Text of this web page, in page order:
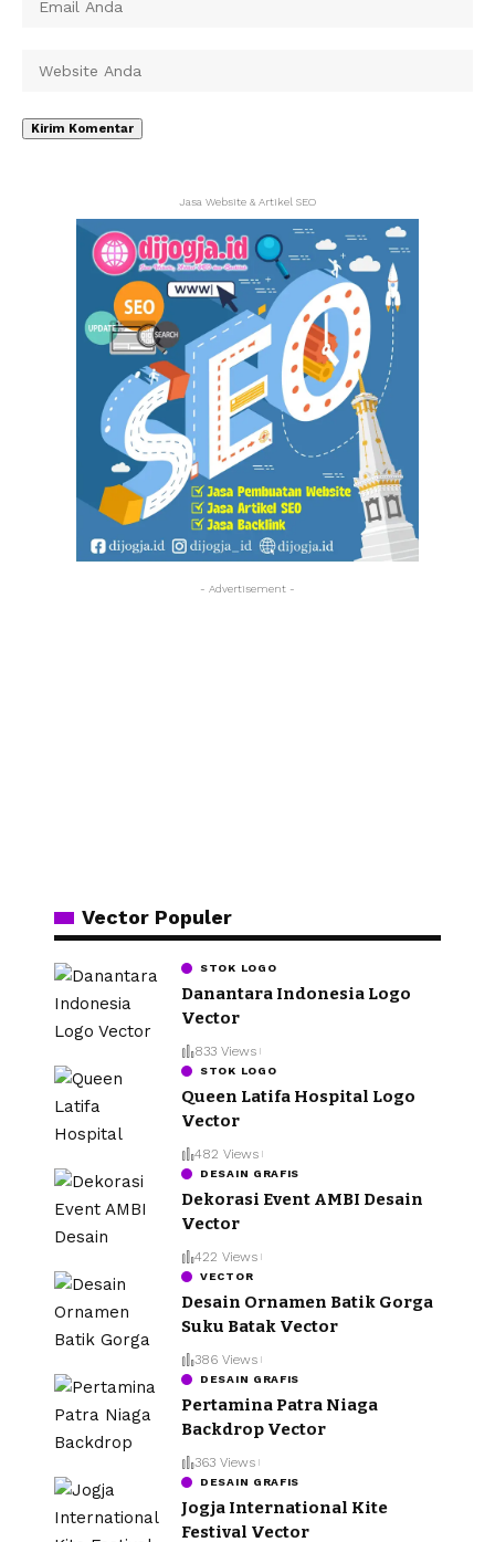
Jasa Website & Artikel SEO
- Advertisement -
Vector Populer
STOK LOGO
Danantara Indonesia Logo
Vector
833 Views
STOK LOGO
Queen Latifa Hospital Logo
Vector
482 Views
DESAIN GRAFIS
Dekorasi Event AMBI Desain
Vector
422 Views
VECTOR
Desain Ornamen Batik Gorga
Suku Batak Vector
386 Views
DESAIN GRAFIS
Pertamina Patra Niaga
Backdrop Vector
363 Views
DESAIN GRAFIS
Jogja International Kite
Festival Vector